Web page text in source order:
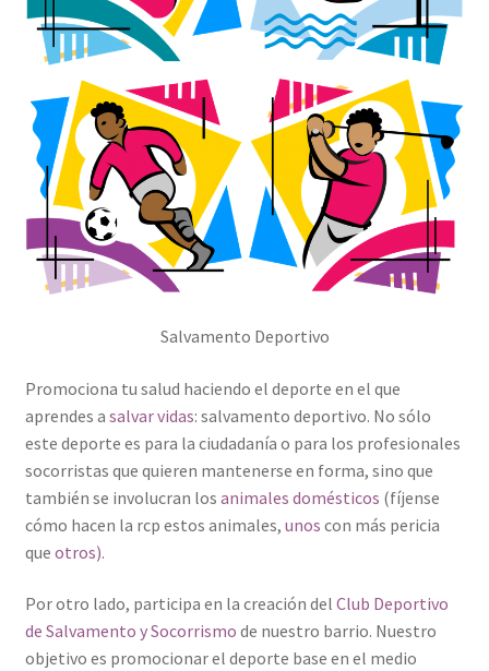
Salvamento Deportivo
Promociona tu salud haciendo el deporte en el que
aprendes a salvar vidas: salvamento deportivo. No sólo
este deporte es para la ciudadanía o para los profesionales
socorristas que quieren mantenerse en forma, sino que
también se involucran los animales domésticos (fíjense
cómo hacen la rcp estos animales, unos con más pericia
que otros).
Por otro lado, participa en la creación del Club Deportivo
de Salvamento y Socorrismo de nuestro barrio. Nuestro
objetivo es promocionar el deporte base en el medio